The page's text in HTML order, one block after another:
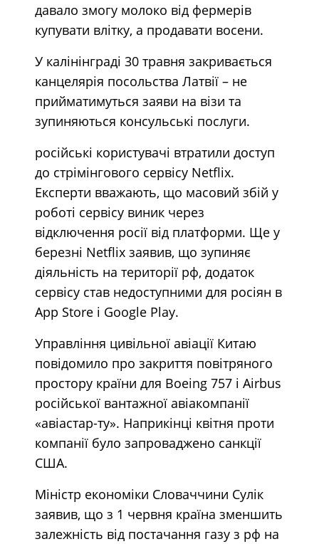
давало змогу молоко від фермерів
купувати влітку, а продавати восени.
У калінінграді 30 травня закривається
канцелярія посольства Латвії – не
прийматимуться заяви на візи та
зупиняються консульські послуги.
російські користувачі втратили доступ
до стрімінгового сервісу Netflix.
Експерти вважають, що масовий збій у
роботі сервісу виник через
відключення росії від платформи. Ще у
березні Netflix заявив, що зупиняє
діяльність на території рф, додаток
сервісу став недоступними для росіян в
App Store і Google Play.
Управління цивільної авіації Китаю
повідомило про закриття повітряного
простору країни для Boeing 757 і Airbus
російської вантажної авіакомпанії
«авіастар-ту». Наприкінці квітня проти
компанії було запроваджено санкції
США.
Міністр економіки Словаччини Сулік
заявив, що з 1 червня країна зменшить
залежність від постачання газу з рф на